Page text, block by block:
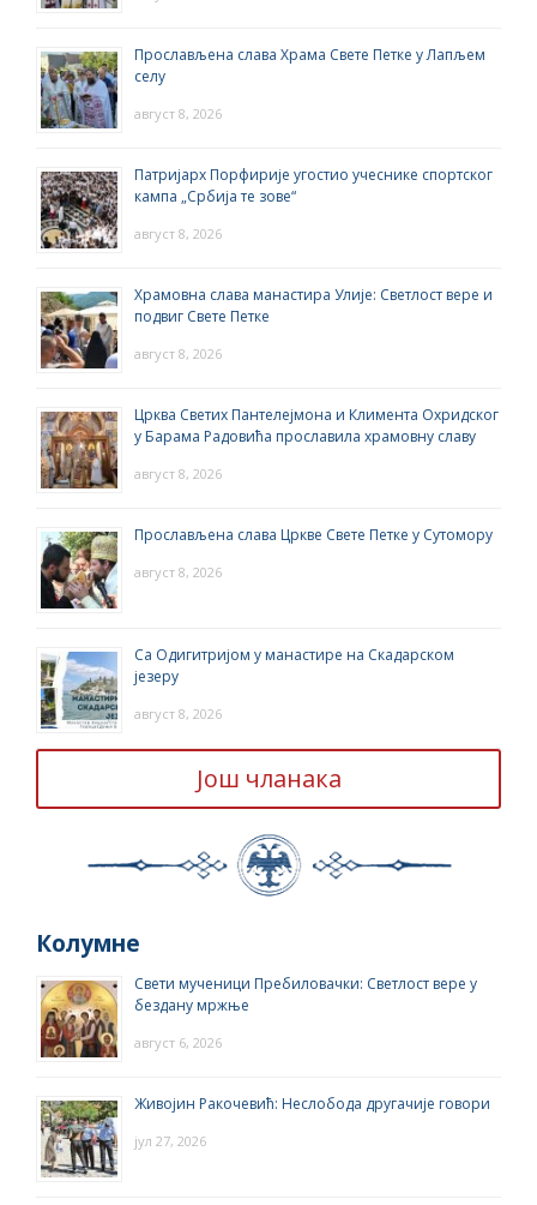
Прослављена слава Храма Свете Петке у Лапљем
селу
август 8, 2026
Патријарх Порфирије угостио учеснике спортског
кампа „Србија те зове“
август 8, 2026
Храмовна слава манастира Улије: Светлост вере и
подвиг Свете Петке
август 8, 2026
Црква Светих Пантелејмона и Климента Охридског
у Барама Радовића прославила храмовну славу
август 8, 2026
Прослављена слава Цркве Свете Петке у Сутомору
август 8, 2026
Са Одигитријом у манастире на Скадарском
језеру
август 8, 2026
Још чланака
Колумне
Свети мученици Пребиловачки: Светлост вере у
бездану мржње
август 6, 2026
Живојин Ракочевић: Неслобода другачије говори
јул 27, 2026